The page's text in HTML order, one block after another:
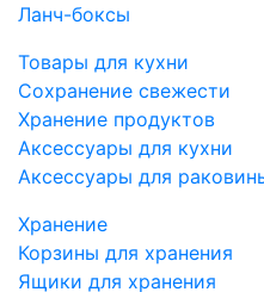
Ланч-боксы
Товары для кухни
Сохранение свежести
Хранение продуктов
Аксессуары для кухни
Аксессуары для
Хранение
Корзины для хранения
Ящики для хранения